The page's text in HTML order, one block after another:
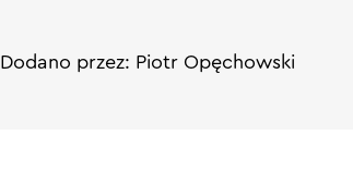
Dodano przez: Piotr Opęchowski